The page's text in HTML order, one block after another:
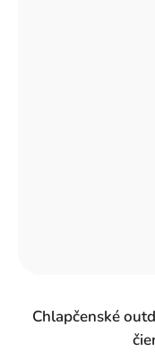
Chlapčenské